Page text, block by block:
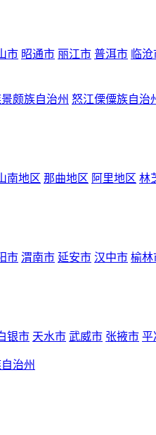
市 昭通市 丽江市 普洱市 临
颇族自治州 怒江傈僳族自治
南地区 那曲地区 阿里地区 林
市 渭南市 延安市 汉中市 榆林
银市 天水市 武威市 张掖市 平
治州